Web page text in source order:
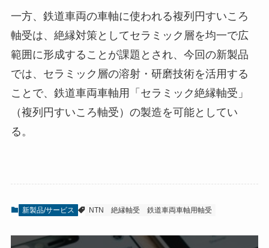
一方、鉄道車両の車軸に使われる複列円すいころ
軸受は、絶縁対策としてセラミック層を均一で広
範囲に形成することが課題とされ、今回の新製品
では、セラミック層の溶射・研磨技術を活用する
ことで、鉄道車両車軸用「セラミック絶縁軸受」
（複列円すいころ軸受）の製造を可能としてい
る。
新製品/サービス NTN 絶縁軸受 鉄道車両車軸用軸受